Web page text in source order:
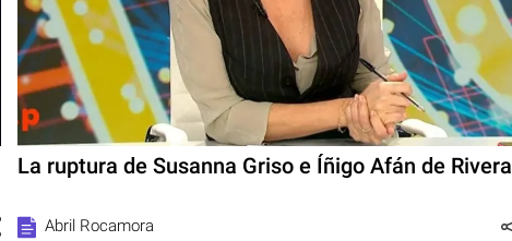
La ruptura de Susanna Griso e Íñigo Afán de Rivera
Abril Rocamora